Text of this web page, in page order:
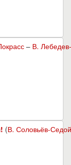
– В.
(В. Соловьёв-Седой